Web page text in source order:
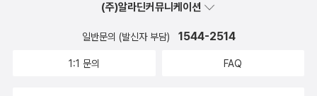
(주)알라딘커뮤니케이션
일반문의 (발신자 부담) 1544-2514
1:1 문의 FAQ